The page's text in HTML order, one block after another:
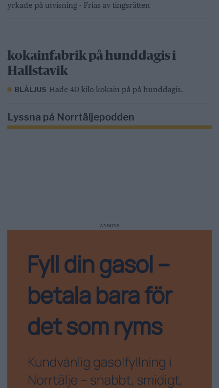
yrkade på utvisning - Frias av tingsrätten
kokainfabrik på hunddagis i
Hallstavik
BLÅLJUS Hade 40 kilo kokain på på hunddagis.
Lyssna på Norrtäljepodden
ANNONS